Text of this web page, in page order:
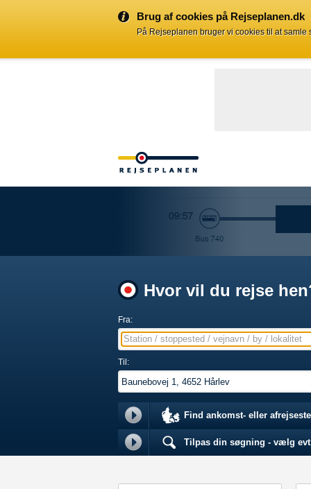
Brug af cookies på Rejseplanen.dk
På Rejseplanen bruger vi cookies til at
Hvor vil du rejse
Fra:
Station / stoppested / vejnavn / by / lokalitet
Til:
Find ankomst- eller
Tilpas din søgning - vælg